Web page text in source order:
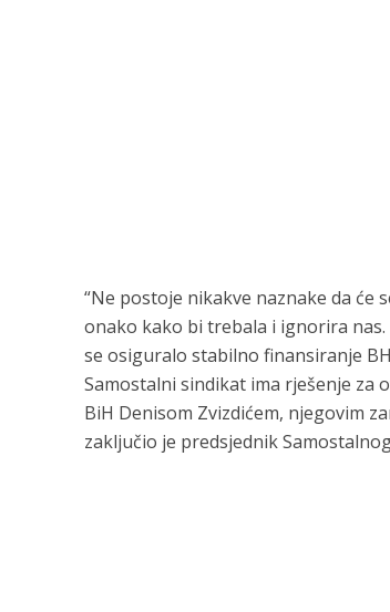
“Ne postoje nikakve naznake da će
onako kako bi trebala i ignorira nas.
se osiguralo stabilno finansiranje
Samostalni sindikat ima rješenje za
BiH Denisom Zvizdićem, njegovim
zaključio je predsjednik